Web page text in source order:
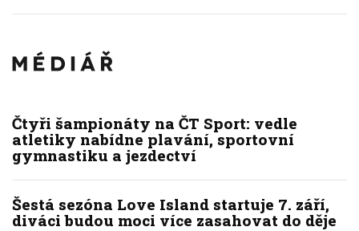
Čtyři šampionáty na ČT Sport: vedle
atletiky nabídne plavání, sportovní
gymnastiku a jezdectví
Šestá sezóna Love Island startuje 7. září,
diváci budou moci více zasahovat do děje